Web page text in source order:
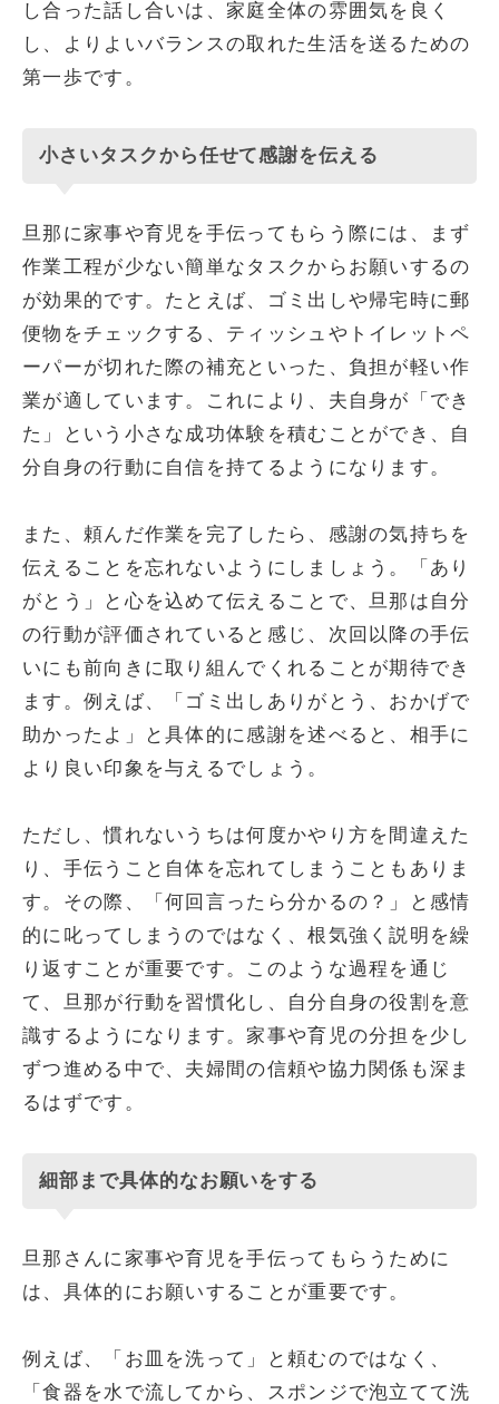
し合った話し合いは、家庭全体の雰囲気を良く
し、よりよいバランスの取れた生活を送るための
第一歩です。
小さいタスクから任せて感謝を伝える
旦那に家事や育児を手伝ってもらう際には、まず
作業工程が少ない簡単なタスクからお願いするの
が効果的です。たとえば、ゴミ出しや帰宅時に郵
便物をチェックする、ティッシュやトイレットペ
ーパーが切れた際の補充といった、負担が軽い作
業が適しています。これにより、夫自身が「でき
た」という小さな成功体験を積むことができ、自
分自身の行動に自信を持てるようになります。
また、頼んだ作業を完了したら、感謝の気持ちを
伝えることを忘れないようにしましょう。「あり
がとう」と心を込めて伝えることで、旦那は自分
の行動が評価されていると感じ、次回以降の手伝
いにも前向きに取り組んでくれることが期待でき
ます。例えば、「ゴミ出しありがとう、おかげで
助かったよ」と具体的に感謝を述べると、相手に
より良い印象を与えるでしょう。
ただし、慣れないうちは何度かやり方を間違えた
り、手伝うこと自体を忘れてしまうこともありま
す。その際、「何回言ったら分かるの？」と感情
的に叱ってしまうのではなく、根気強く説明を繰
り返すことが重要です。このような過程を通じ
て、旦那が行動を習慣化し、自分自身の役割を意
識するようになります。家事や育児の分担を少し
ずつ進める中で、夫婦間の信頼や協力関係も深ま
るはずです。
細部まで具体的なお願いをする
旦那さんに家事や育児を手伝ってもらうために
は、具体的にお願いすることが重要です。
例えば、「お皿を洗って」と頼むのではなく、
「食器を水で流してから、スポンジで泡立てて洗